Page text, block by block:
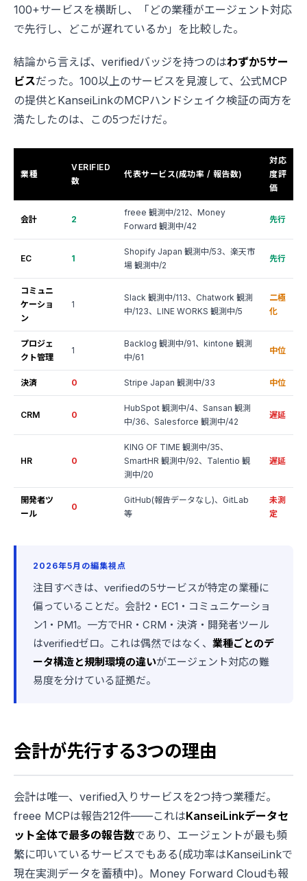
100+サービスを横断し、「どの業種がエージェント対応
で先行し、どこが遅れているか」を比較した。
結論から言えば、verifiedバッジを持つのはわずか5サー
ビスだった。100以上のサービスを見渡して、公式MCP
の提供とKanseiLinkのMCPハンドシェイク検証の両方を
満たしたのは、この5つだけだ。
業種
VERIFIED
数
代表サービス(成功率 / 報告数)
対応
度評
価
会計 2
freee 観測中/212、Money
Forward 観測中/42
先行
EC 1
Shopify Japan 観測中/53、楽天市
場 観測中/2
先行
コミュニ
ケーショ
ン
1
Slack 観測中/113、Chatwork 観測
中/123、LINE WORKS 観測中/5
二極
化
プロジェ
クト管理
1
Backlog 観測中/91、kintone 観測
中/61
中位
決済 0 Stripe Japan 観測中/33 中位
CRM 0
HubSpot 観測中/4、Sansan 観測
中/36、Salesforce 観測中/42
遅延
HR 0
KING OF TIME 観測中/35、
SmartHR 観測中/92、Talentio 観
測中/20
遅延
開発者ツ
ール
0
GitHub(報告データなし)、GitLab
等
未測
定
2026年5月の編集視点
注目すべきは、verifiedの5サービスが特定の業種に
偏っていることだ。会計2・EC1・コミュニケーショ
ン1・PM1。一方でHR・CRM・決済・開発者ツール
はverifiedゼロ。これは偶然ではなく、 業種ごとのデ
ータ構造と規制環境の違いがエージェント対応の難
易度を分けている証拠だ。
会計が先行する3つの理由
会計は唯一、verified入りサービスを2つ持つ業種だ。
freee MCPは報告212件——これはKanseiLinkデータセ
ット全体で最多の報告数であり、エージェントが最も頻
繁に叩いているサービスでもある(成功率はKanseiLinkで
現在実測データを蓄積中)。Money Forward Cloudも報